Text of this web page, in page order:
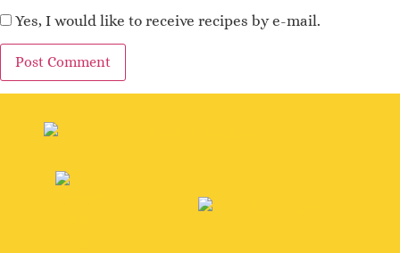
Yes, I would like to receive recipes by e-mail.